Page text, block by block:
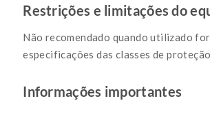
Restrições e limitações do
Não recomendado quando utilizado
especificações das classes de
Informações importantes